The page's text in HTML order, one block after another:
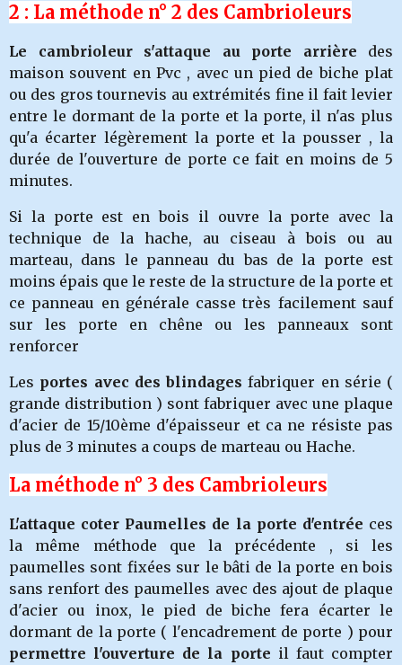
2 : La méthode n° 2 des Cambrioleurs
Le cambrioleur s'attaque au porte arrière des
maison souvent en Pvc , avec un pied de biche plat
ou des gros tournevis au extrémités fine il fait levier
entre le dormant de la porte et la porte, il n'as plus
qu'a écarter légèrement la porte et la pousser , la
durée de l'ouverture de porte ce fait en moins de 5
minutes.
Si la porte est en bois il ouvre la porte avec la
technique de la hache, au ciseau à bois ou au
marteau, dans le panneau du bas de la porte est
moins épais que le reste de la structure de la porte et
ce panneau en générale casse très facilement sauf
sur les porte en chêne ou les panneaux sont
renforcer
Les portes avec des blindages fabriquer en série (
grande distribution ) sont fabriquer avec une plaque
d'acier de 15/10ème d'épaisseur et ca ne résiste pas
plus de 3 minutes a coups de marteau ou Hache.
La méthode n° 3 des Cambrioleurs
L'attaque coter Paumelles de la porte d'entrée ces
la même méthode que la précédente , si les
paumelles sont fixées sur le bâti de la porte en bois
sans renfort des paumelles avec des ajout de plaque
d'acier ou inox, le pied de biche fera écarter le
dormant de la porte ( l'encadrement de porte ) pour
permettre l'ouverture de la porte il faut compter